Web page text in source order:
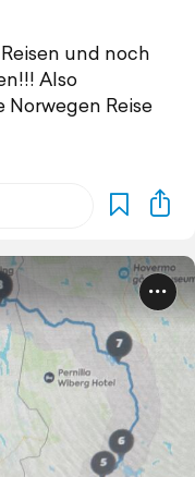
und noch
Also
Reise